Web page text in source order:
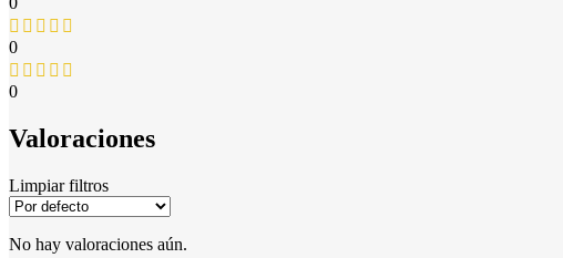
0
0
Valoraciones
Limpiar filtros
No hay valoraciones aún.